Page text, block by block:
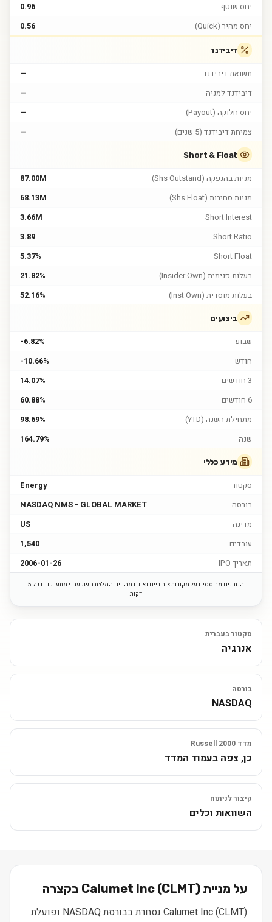
יחס שוטף
0.96
יחס מהיר (Quick)
0.56
דיבידנד
תשואת דיבידנד
—
דיבידנד למניה
—
יחס חלוקה (Payout)
—
צמיחת דיבידנד (5 שנים)
—
Short & Float
מניות בהנפקה (Shs Outstand)
87.00M
מניות סחירות (Shs Float)
68.13M
Short Interest
3.66M
Short Ratio
3.89
Short Float
5.37%
בעלות פנימית (Insider Own)
21.82%
בעלות מוסדית (Inst Own)
52.16%
ביצועים
שבוע
-6.82%
חודש
-10.66%
3 חודשים
14.07%
6 חודשים
60.88%
מתחילת השנה (YTD)
98.69%
שנה
164.79%
מידע כללי
סקטור
Energy
בורסה
NASDAQ NMS - GLOBAL MARKET
מדינה
US
עובדים
1,540
תאריך IPO
2006-01-26
הנתונים מבוססים על מקורות ציבוריים ואינם מהווים המלצת השקעה • מתעדכנים כל 5
דקות
סקטור בעברית
אנרגיה
בורסה
NASDAQ
מדד Russell 2000
כן, צפה בעמוד המדד
קיצור לניתוח
השוואות וכלים
על מניית Calumet Inc (CLMT) בקצרה
Calumet Inc (CLMT) נסחרת בבורסת NASDAQ ופועלת